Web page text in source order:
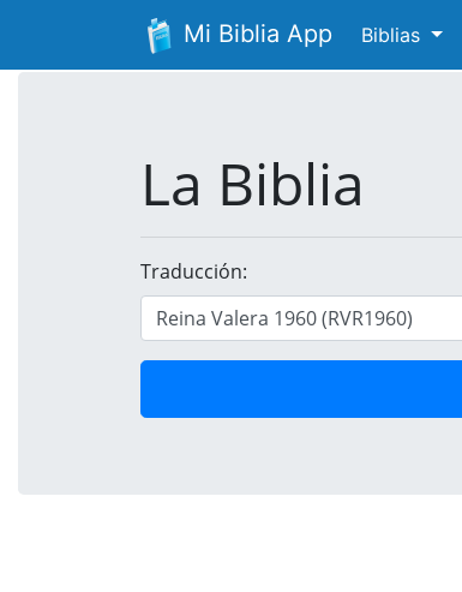
Mi Biblia App Biblias
La Biblia
Traducción: